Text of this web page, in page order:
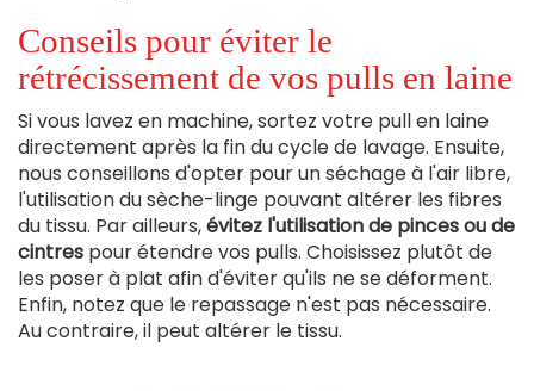
Conseils pour éviter le
rétrécissement de vos pulls en laine
Si vous lavez en machine, sortez votre pull en laine
directement après la fin du cycle de lavage. Ensuite,
nous conseillons d'opter pour un séchage à l'air libre,
l'utilisation du sèche-linge pouvant altérer les fibres
du tissu. Par ailleurs,évitez l'utilisation de pinces ou de
cintres pour étendre vos pulls. Choisissez plutôt de
les poser à plat afin d'éviter qu'ils ne se déforment.
Enfin, notez que le repassage n'est pas nécessaire.
Au contraire, il peut altérer le tissu.